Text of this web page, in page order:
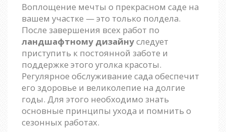
Воплощение мечты о прекрасном саде на
вашем участке — это только полдела.
После завершения всех работ по
ландшафтному дизайнуследует
приступить к постоянной заботе и
поддержке этого уголка красоты.
Регулярное обслуживание сада обеспечит
его здоровье и великолепие на долгие
годы. Для этого необходимо знать
основные принципы ухода и помнить о
сезонных работах.